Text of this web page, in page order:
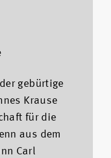
gebürtige
Krause
für die
aus dem
Carl